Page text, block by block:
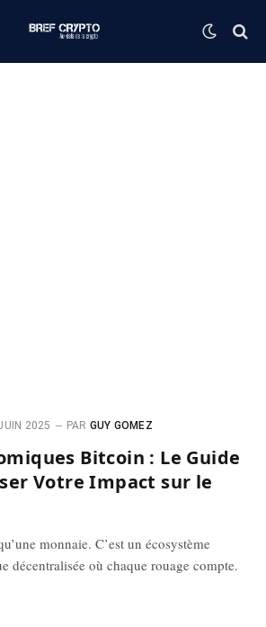
2025 PAR GUY GOMEZ
Bitcoin : Le Guide
Votre Impact sur le
monnaie. C’est un écosystème
décentralisée où chaque rouage compte.